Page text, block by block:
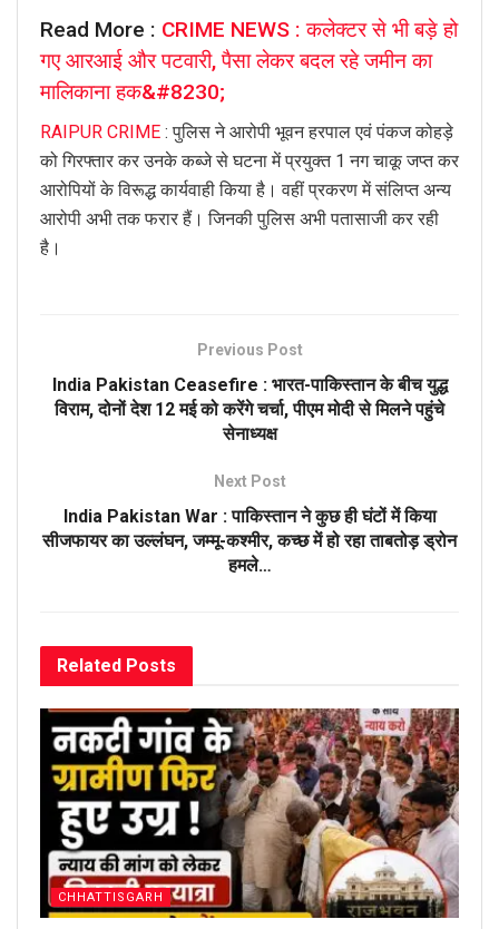
Read More : CRIME NEWS : कलेक्टर से भी बड़े हो
गए आरआई और पटवारी, पैसा लेकर बदल रहे जमीन का
मालिकाना हक&#8230;
RAIPUR CRIME : पुलिस ने आरोपी भूवन हरपाल एवं पंकज कोहड़े
को गिरफ्तार कर उनके कब्जे से घटना में प्रयुक्त 1 नग चाकू जप्त कर
आरोपियों के विरूद्ध कार्यवाही किया है। वहीं प्रकरण में संलिप्त अन्य
आरोपी अभी तक फरार हैं। जिनकी पुलिस अभी पतासाजी कर रही
है।
Previous Post
India Pakistan Ceasefire : भारत-पाकिस्तान के बीच युद्ध
विराम, दोनों देश 12 मई को करेंगे चर्चा, पीएम मोदी से मिलने पहुंचे
सेनाध्यक्ष
Next Post
India Pakistan War : पाकिस्तान ने कुछ ही घंटों में किया
सीजफायर का उल्लंघन, जम्मू-कश्मीर, कच्छ में हो रहा ताबतोड़ ड्रोन
हमले…
Related Posts
CHHATTISGARH